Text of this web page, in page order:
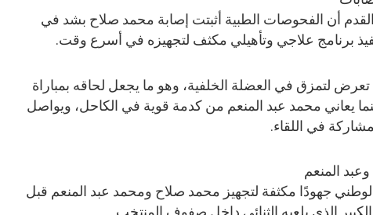
أن الفحوصات الطبية أثبتت إصابة محمد صلاح بشد في
برنامج علاجي وتأهيلي مكثف لتجهيزه في أسرع وقت.
لتمزق في العضلة الخلفية، وهو ما يجعل لحاقه بمباراة
بينما يعاني محمد عبد المنعم من كدمة قوية في الكاحل، ويواصل
في اللقاء.
المنعم
جهودًا مكثفة لتجهيز محمد صلاح ومحمد عبد المنعم قبل
الذي يلعبه الثنائي داخل صفوف المنتخب.